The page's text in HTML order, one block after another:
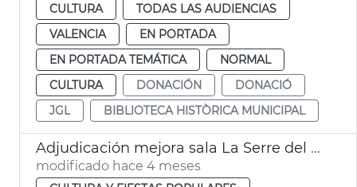
CULTURA
TODAS LAS AUDIENCIAS
VALENCIA
EN PORTADA
EN PORTADA TEMÁTICA
NORMAL
CULTURA
DONACIÓN
DONACIÓ
JGL
BIBLIOTECA HISTÒRICA MUNICIPAL
Adjudicación mejora sala La Serre del Museu de la Ciutat
modificado hace 4 meses